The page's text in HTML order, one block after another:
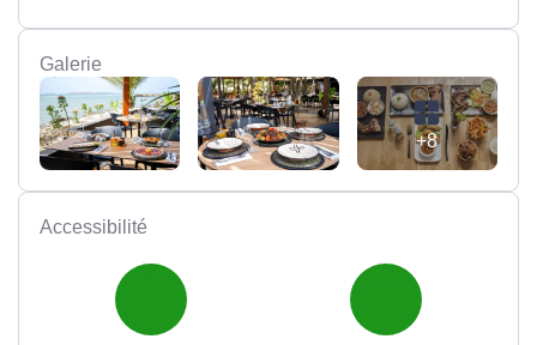
Galerie
+8
Accessibilité